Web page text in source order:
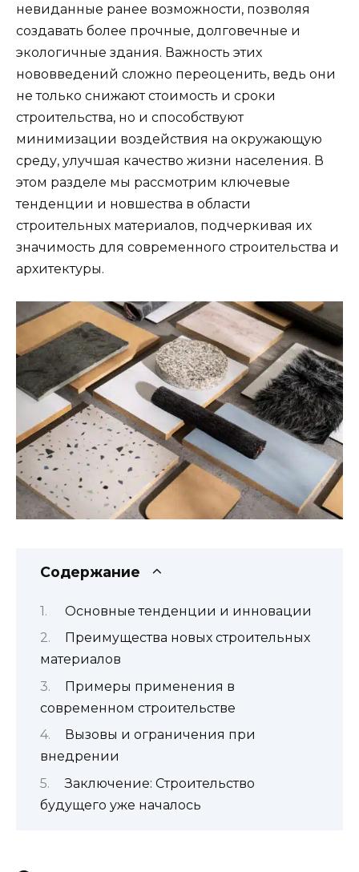
невиданные ранее возможности, позволяя
создавать более прочные, долговечные и
экологичные здания. Важность этих
нововведений сложно переоценить, ведь они
не только снижают стоимость и сроки
строительства, но и способствуют
минимизации воздействия на окружающую
среду, улучшая качество жизни населения. В
этом разделе мы рассмотрим ключевые
тенденции и новшества в области
строительных материалов, подчеркивая их
значимость для современного строительства и
архитектуры.
Содержание
Основные тенденции и инновации
Преимущества новых строительных
материалов
Примеры применения в
современном строительстве
Вызовы и ограничения при
внедрении
Заключение: Строительство
будущего уже началось